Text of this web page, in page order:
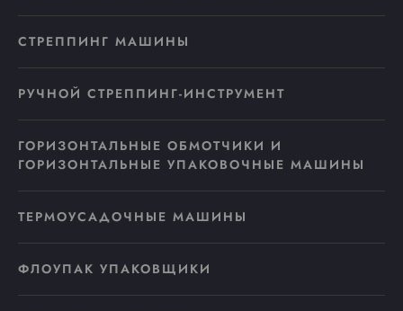
СТРЕППИНГ МАШИНЫ
РУЧНОЙ СТРЕППИНГ-ИНСТРУМЕНТ
ГОРИЗОНТАЛЬНЫЕ ОБМОТЧИКИ И
ГОРИЗОНТАЛЬНЫЕ УПАКОВОЧНЫЕ МАШИНЫ
ТЕРМОУСАДОЧНЫЕ МАШИНЫ
ФЛОУПАК УПАКОВЩИКИ